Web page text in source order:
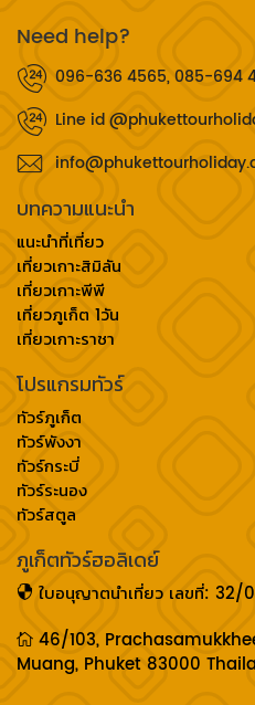
Need help?
096-636 4565, 085-694
Line id
บทความแนะนำ
แนะนำที่เที่ยว
เที่ยวเกาะสิมิลัน
เที่ยวเกาะพีพี
เที่ยวภูเก็ต 1วัน
เที่ยวเกาะราชา
โปรแกรมทัวร์
ทัวร์ภูเก็ต
ทัวร์พังงา
ทัวร์กระบี่
ทัวร์ระนอง
ทัวร์สตูล
ภูเก็ตทัวร์ฮอลิเดย์
ใบอนุญาตนำเที่ยว เลขที่: 32/
46/103,
Muang, Phuket 83000